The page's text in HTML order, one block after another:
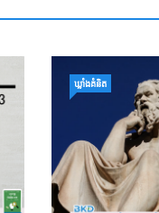
ឃ្លាំង​គំនិត